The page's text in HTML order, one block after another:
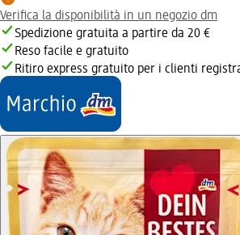
Verifica la disponibilità in un negozio dm
Spedizione gratuita a partire da 20 €
Reso facile e gratuito
Ritiro express gratuito per i clienti